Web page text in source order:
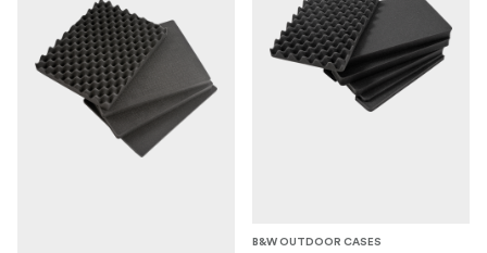
B&W OUTDOOR CASES